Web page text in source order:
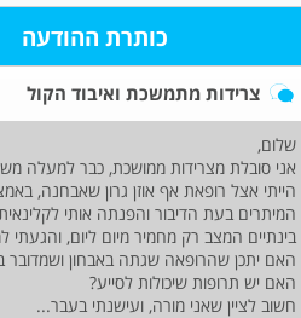
כותרת ההודעה
צרידות מתמשכת ואיבוד הקול
שלום,
אני סובלת מצרידות ממושכת, כבר למעלה
הייתי אצל רופאת אף אוזן גרון שאבחנה,
המיתרים בעת הדיבור והפנתה אותי
בינתיים המצב רק מחמיר מיום ליום,
האם יתכן שהרופאה שגתה באבחון ושמדובר
האם יש תרופות שיכולות לסייע?
חשוב לציין שאני מורה, ועישנתי בעבר...